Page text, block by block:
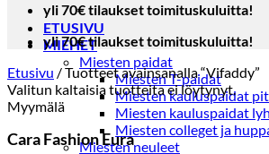
ETUSIVU
MIEHET
Miesten paidat
Miesten T-paidat
Miesten kauluspaidat
Miesten kauluspaidat
Miesten colleget ja
Miesten neuleet
yli 70€ tilaukset toimituskuluitta!
yli 70€ tilaukset toimituskuluitta!
Etusivu /Tuotteet avainsanalla “Vifaddy”
Valitun kaltaisia tuotteita ei löytynyt.
Myymälä
Cara Fashion Eura